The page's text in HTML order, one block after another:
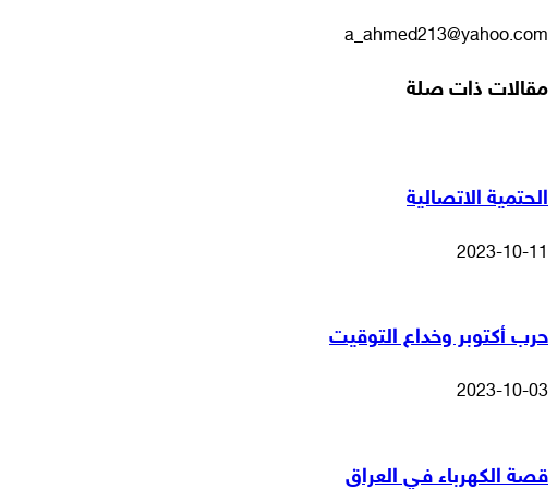
a_ahmed213@yahoo.com
مقالات ذات صلة
الحتمية الاتصالية
2023-10-11
حرب أكتوبر وخداع التوقيت
2023-10-03
قصة الكهرباء فـي العراق